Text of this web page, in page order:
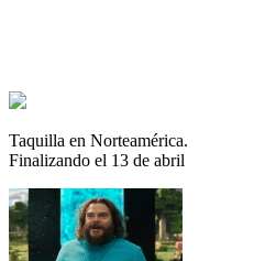
Taquilla en Norteamérica.
Finalizando el 13 de abril